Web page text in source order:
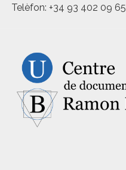
Telèfon: +34 93 402 09 65